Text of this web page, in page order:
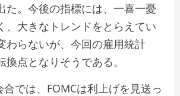
た。今後の指標には、一喜一憂
、大きなトレンドをとらえてい
わらないが、今回の雇用統計
換点となりそうである。
合では、FOMCは利上げを見送っ